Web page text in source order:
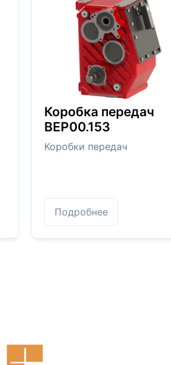
Коробка передач
BEP00.153
Коробки передач
Подробнее